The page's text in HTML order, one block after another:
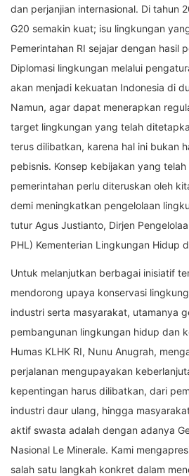
dan perjanjian internasional. Di tahun
G20 semakin kuat; isu lingkungan
Pemerintahan RI sejajar dengan hasil
Diplomasi lingkungan melalui
akan menjadi kekuatan Indonesia di
Namun, agar dapat menerapkan
target lingkungan yang telah
terus dilibatkan, karena hal ini bukan
pebisnis. Konsep kebijakan yang
pemerintahan perlu diteruskan oleh
demi meningkatkan pengelolaan
tutur Agus Justianto, Dirjen
PHL) Kementerian Lingkungan Hidup
Untuk melanjutkan berbagai inisiatif
mendorong upaya konservasi
industri serta masyarakat, utamanya
pembangunan lingkungan hidup dan
Humas KLHK RI, Nunu Anugrah,
perjalanan mengupayakan
kepentingan harus dilibatkan, dari
industri daur ulang, hingga
aktif swasta adalah dengan adanya
Nasional Le Minerale. Kami
salah satu langkah konkret dalam